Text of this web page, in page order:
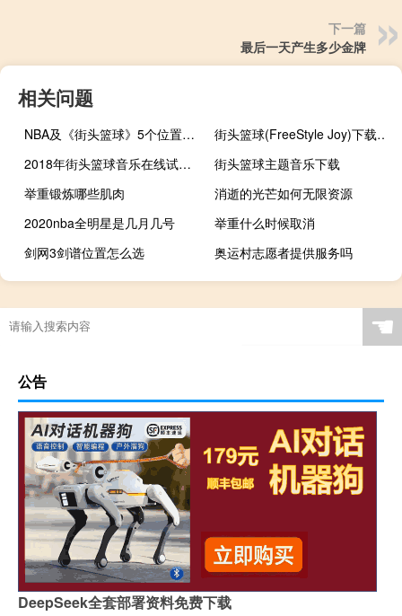
下一篇
最后一天产生多少金牌
相关问题
NBA及《街头篮球》5个位置的详细介绍
街头篮球(FreeStyle Joy)下载(电脑、安卓和IOS所有版本)
2018年街头篮球音乐在线试听及下载
街头篮球主题音乐下载
举重锻炼哪些肌肉
消逝的光芒如何无限资源
2020nba全明星是几月几号
举重什么时候取消
剑网3剑谱位置怎么选
奥运村志愿者提供服务吗
原神卡bug遁地怎么办
“新条复欲无开封”的出处是哪里
星际争霸二怎么选位置攻击
足球怎么算充好气 ☚
公告
DeepSeek全套部署资料免费下载